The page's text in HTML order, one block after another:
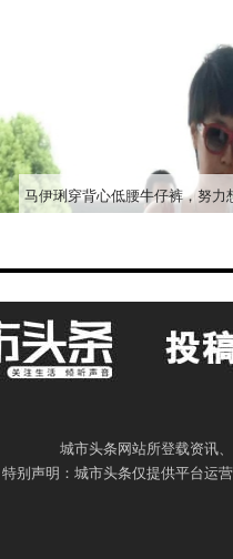
马伊琍穿背心低腰牛仔裤，努力
城市头条网站所登载资讯
特别声明：城市头条仅提供平台运